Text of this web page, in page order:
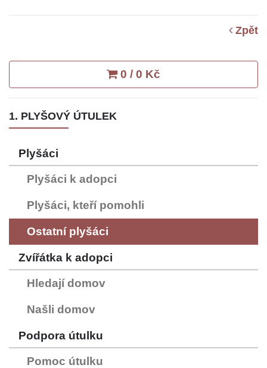
Zpět
0 / 0 Kč
1. PLYŠOVÝ ÚTULEK
Plyšáci
Plyšáci k adopci
Plyšáci, kteří pomohli
Ostatní plyšáci
Zvířátka k adopci
Hledají domov
Našli domov
Podpora útulku
Pomoc útulku